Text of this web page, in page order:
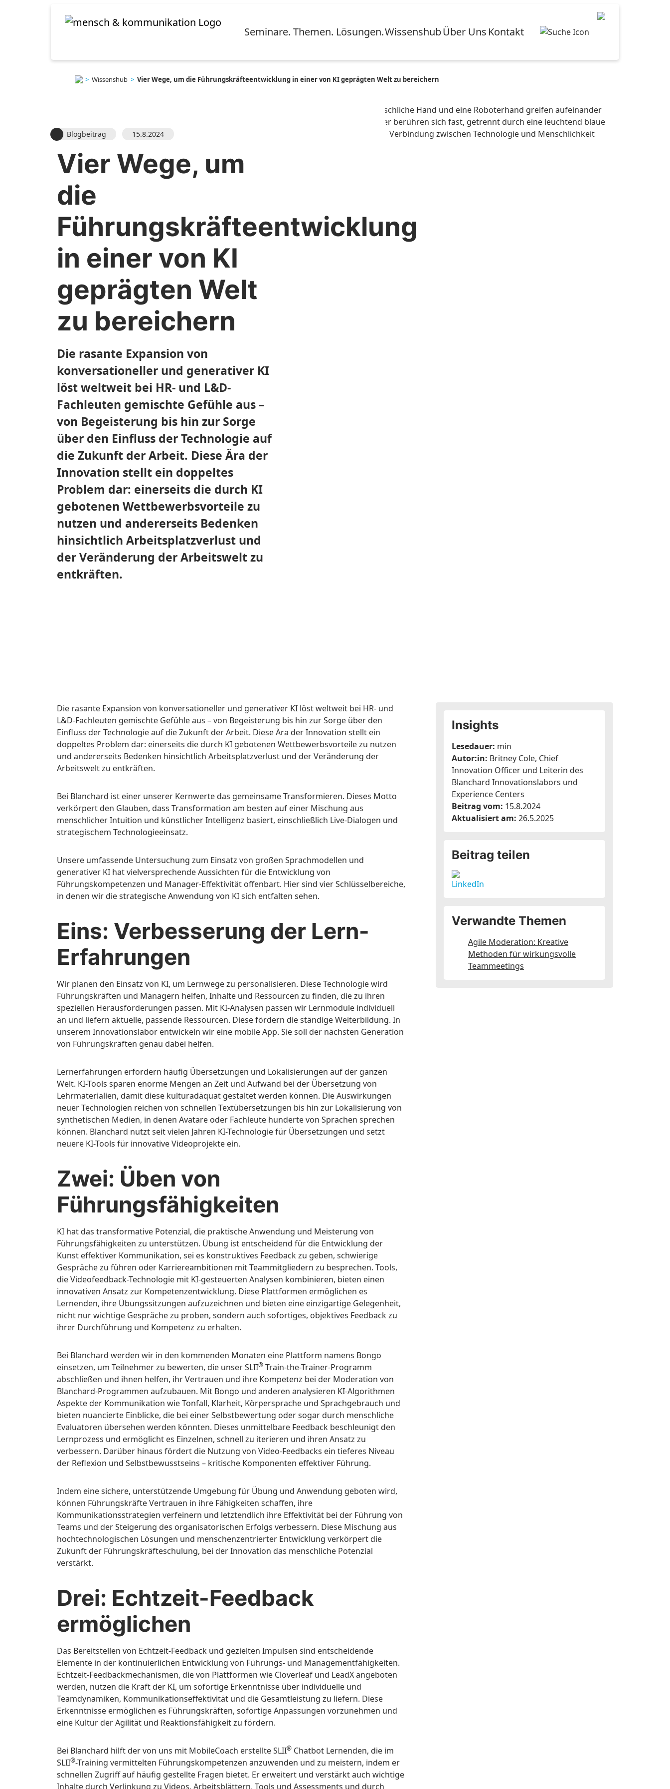
Seminare. Themen. Lösungen.WissenshubÜber Uns Kontakt
> Wissenshub > Vier Wege, um die Führungskräfteentwicklung in einer von KI geprägten Welt zu bereichern
Blogbeitrag 15.8.2024
Vier Wege, um
die
Führungskräfteentwicklung
in einer von KI
geprägten Welt
zu bereichern
Die rasante Expansion von
konversationeller und generativer KI
löst weltweit bei HR- und L&D-
Fachleuten gemischte Gefühle aus –
von Begeisterung bis hin zur Sorge
über den Einfluss der Technologie auf
die Zukunft der Arbeit. Diese Ära der
Innovation stellt ein doppeltes
Problem dar: einerseits die durch KI
gebotenen Wettbewerbsvorteile zu
nutzen und andererseits Bedenken
hinsichtlich Arbeitsplatzverlust und
der Veränderung der Arbeitswelt zu
entkräften.
Die rasante Expansion von konversationeller und generativer KI löst weltweit bei HR- und
L&D-Fachleuten gemischte Gefühle aus – von Begeisterung bis hin zur Sorge über den
Einfluss der Technologie auf die Zukunft der Arbeit. Diese Ära der Innovation stellt ein
doppeltes Problem dar: einerseits die durch KI gebotenen Wettbewerbsvorteile zu nutzen
und andererseits Bedenken hinsichtlich Arbeitsplatzverlust und der Veränderung der
Arbeitswelt zu entkräften.
Bei Blanchard ist einer unserer Kernwerte das gemeinsame Transformieren. Dieses Motto
verkörpert den Glauben, dass Transformation am besten auf einer Mischung aus
menschlicher Intuition und künstlicher Intelligenz basiert, einschließlich Live-Dialogen und
strategischem Technologieeinsatz.
Unsere umfassende Untersuchung zum Einsatz von großen Sprachmodellen und
generativer KI hat vielversprechende Aussichten für die Entwicklung von
Führungskompetenzen und Manager-Effektivität offenbart. Hier sind vier Schlüsselbereiche,
in denen wir die strategische Anwendung von KI sich entfalten sehen.
Eins: Verbesserung der Lern-
Erfahrungen
Wir planen den Einsatz von KI, um Lernwege zu personalisieren. Diese Technologie wird
Führungskräften und Managern helfen, Inhalte und Ressourcen zu finden, die zu ihren
speziellen Herausforderungen passen. Mit KI-Analysen passen wir Lernmodule individuell
an und liefern aktuelle, passende Ressourcen. Diese fördern die ständige Weiterbildung. In
unserem Innovationslabor entwickeln wir eine mobile App. Sie soll der nächsten Generation
von Führungskräften genau dabei helfen.
Lernerfahrungen erfordern häufig Übersetzungen und Lokalisierungen auf der ganzen
Welt. KI-Tools sparen enorme Mengen an Zeit und Aufwand bei der Übersetzung von
Lehrmaterialien, damit diese kulturadäquat gestaltet werden können. Die Auswirkungen
neuer Technologien reichen von schnellen Textübersetzungen bis hin zur Lokalisierung von
synthetischen Medien, in denen Avatare oder Fachleute hunderte von Sprachen sprechen
können. Blanchard nutzt seit vielen Jahren KI-Technologie für Übersetzungen und setzt
neuere KI-Tools für innovative Videoprojekte ein.
Zwei: Üben von
Führungsfähigkeiten
KI hat das transformative Potenzial, die praktische Anwendung und Meisterung von
Führungsfähigkeiten zu unterstützen. Übung ist entscheidend für die Entwicklung der
Kunst effektiver Kommunikation, sei es konstruktives Feedback zu geben, schwierige
Gespräche zu führen oder Karriereambitionen mit Teammitgliedern zu besprechen. Tools,
die Videofeedback-Technologie mit KI-gesteuerten Analysen kombinieren, bieten einen
innovativen Ansatz zur Kompetenzentwicklung. Diese Plattformen ermöglichen es
Lernenden, ihre Übungssitzungen aufzuzeichnen und bieten eine einzigartige Gelegenheit,
nicht nur wichtige Gespräche zu proben, sondern auch sofortiges, objektives Feedback zu
ihrer Durchführung und Kompetenz zu erhalten.
Bei Blanchard werden wir in den kommenden Monaten eine Plattform namens Bongo
einsetzen, um Teilnehmer zu bewerten, die unser SLII® Train-the-Trainer-Programm
abschließen und ihnen helfen, ihr Vertrauen und ihre Kompetenz bei der Moderation von
Blanchard-Programmen aufzubauen. Mit Bongo und anderen analysieren KI-Algorithmen
Aspekte der Kommunikation wie Tonfall, Klarheit, Körpersprache und Sprachgebrauch und
bieten nuancierte Einblicke, die bei einer Selbstbewertung oder sogar durch menschliche
Evaluatoren übersehen werden könnten. Dieses unmittelbare Feedback beschleunigt den
Lernprozess und ermöglicht es Einzelnen, schnell zu iterieren und ihren Ansatz zu
verbessern. Darüber hinaus fördert die Nutzung von Video-Feedbacks ein tieferes Niveau
der Reflexion und Selbstbewusstseins – kritische Komponenten effektiver Führung.
Indem eine sichere, unterstützende Umgebung für Übung und Anwendung geboten wird,
können Führungskräfte Vertrauen in ihre Fähigkeiten schaffen, ihre
Kommunikationsstrategien verfeinern und letztendlich ihre Effektivität bei der Führung von
Teams und der Steigerung des organisatorischen Erfolgs verbessern. Diese Mischung aus
hochtechnologischen Lösungen und menschenzentrierter Entwicklung verkörpert die
Zukunft der Führungskräfteschulung, bei der Innovation das menschliche Potenzial
verstärkt.
Drei: Echtzeit-Feedback
ermöglichen
Das Bereitstellen von Echtzeit-Feedback und gezielten Impulsen sind entscheidende
Elemente in der kontinuierlichen Entwicklung von Führungs- und Managementfähigkeiten.
Echtzeit-Feedbackmechanismen, die von Plattformen wie Cloverleaf und LeadX angeboten
werden, nutzen die Kraft der KI, um sofortige Erkenntnisse über individuelle und
Teamdynamiken, Kommunikationseffektivität und die Gesamtleistung zu liefern. Diese
Erkenntnisse ermöglichen es Führungskräften, sofortige Anpassungen vorzunehmen und
eine Kultur der Agilität und Reaktionsfähigkeit zu fördern.
Bei Blanchard hilft der von uns mit MobileCoach erstellte SLII® Chatbot Lernenden, die im
SLII®-Training vermittelten Führungskompetenzen anzuwenden und zu meistern, indem er
schnellen Zugriff auf häufig gestellte Fragen bietet. Er erweitert und verstärkt auch wichtige
Inhalte durch Verlinkung zu Videos, Arbeitsblättern, Tools und Assessments und durch
Insights
Lesedauer: min
Autor:in: Britney Cole, Chief
Innovation Officer und Leiterin des
Blanchard Innovationslabors und
Experience Centers
Beitrag vom: 15.8.2024
Aktualisiert am: 26.5.2025
Beitrag teilen
Verwandte Themen
Agile Moderation: Kreative
Methoden für wirkungsvolle
Teammeetings